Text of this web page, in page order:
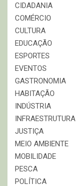
CIDADANIA
COMÉRCIO
CULTURA
EDUCAÇÃO
ESPORTES
EVENTOS
GASTRONOMIA
HABITAÇÃO
INDÚSTRIA
INFRAESTRUTURA
JUSTIÇA
MEIO AMBIENTE
MOBILIDADE
PESCA
POLÍTICA